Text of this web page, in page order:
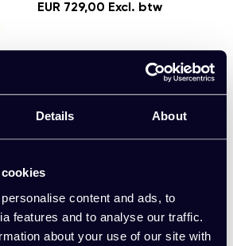
Details About
content and ads, to
features and to analyse our traffic.
about your use of our site with
EUR 729,00 Excl. btw
TOEVOEGEN AAN
TOEVOEGEN AAN
WINKELWAGEN